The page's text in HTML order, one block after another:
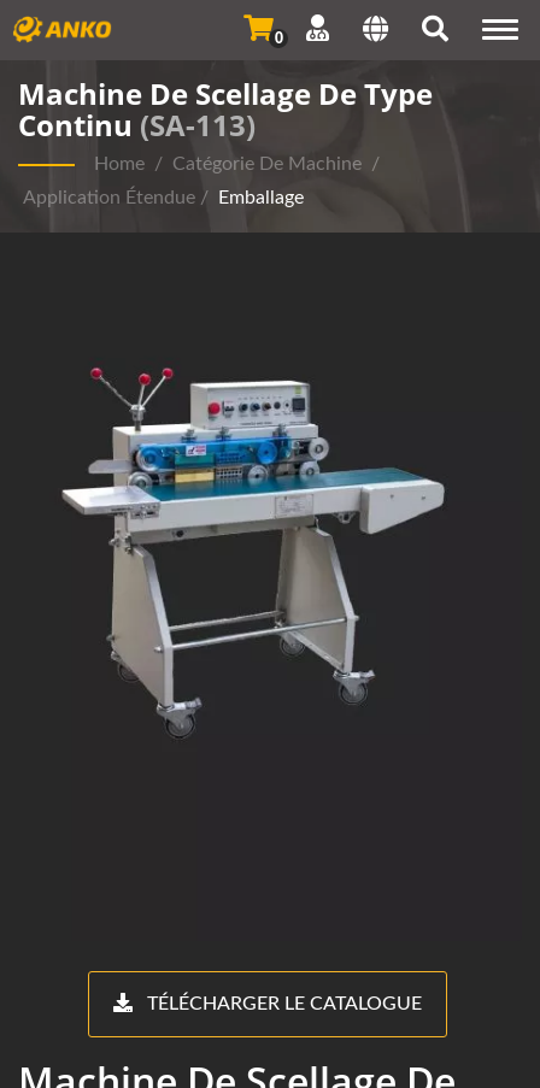
0
Machine De Scellage De Type
Continu (SA-113)
Home / Catégorie De Machine /
Application Étendue / Emballage
TÉLÉCHARGER LE CATALOGUE